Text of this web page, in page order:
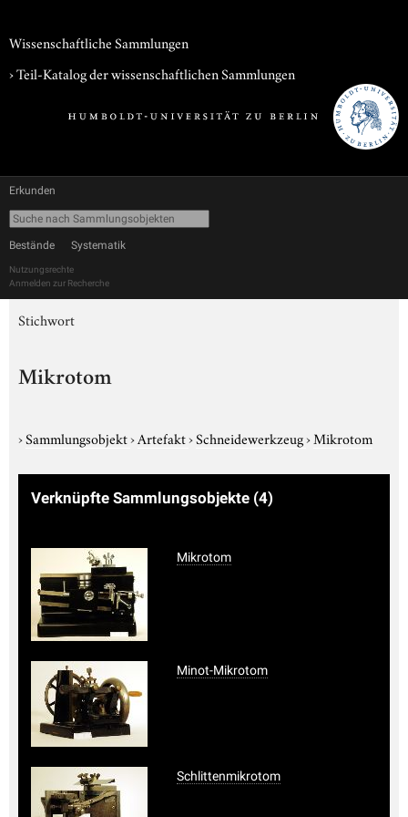
Wissenschaftliche Sammlungen
› Teil-Katalog der wissenschaftlichen Sammlungen
Erkunden
Bestände Systematik
Nutzungsrechte
Anmelden zur Recherche
Stichwort
Mikrotom
›Sammlungsobjekt›Artefakt›Schneidewerkzeug›Mikrotom
Verknüpfte Sammlungsobjekte (4)
Mikrotom
Minot-Mikrotom
Schlittenmikrotom